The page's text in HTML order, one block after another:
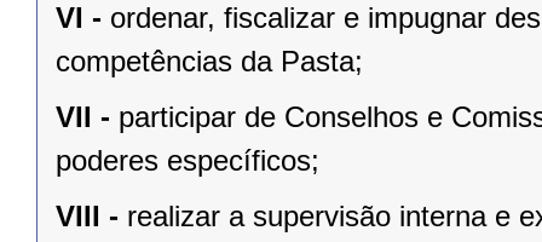
VI - ordenar, fiscalizar e impugnar
competências da Pasta;
VII - participar de Conselhos e
poderes específicos;
VIII - realizar a supervisão interna e